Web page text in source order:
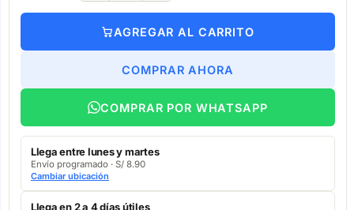
AGREGAR AL CARRITO
COMPRAR AHORA
COMPRAR POR WHATSAPP
Llega entre lunes y martes
Envío programado · S/ 8.90
Cambiar ubicación
Llega en 2 a 4 días útiles